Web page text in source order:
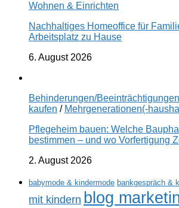
Wohnen & Einrichten
Nachhaltiges Homeoffice für
Arbeitsplatz zu Hause
6. August 2026
Behinderungen/Beeinträchtigungen
kaufen / Mehrgenerationen(-
Pflegeheim bauen: Welche
bestimmen – und wo Vorfertigung
2. August 2026
babymode & kindermode bankgespräch &
mit kindern blog